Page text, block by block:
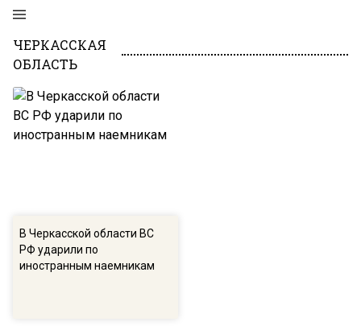
ЧЕРКАССКАЯ
ОБЛАСТЬ
В Черкасской области ВС
РФ ударили по
иностранным наемникам